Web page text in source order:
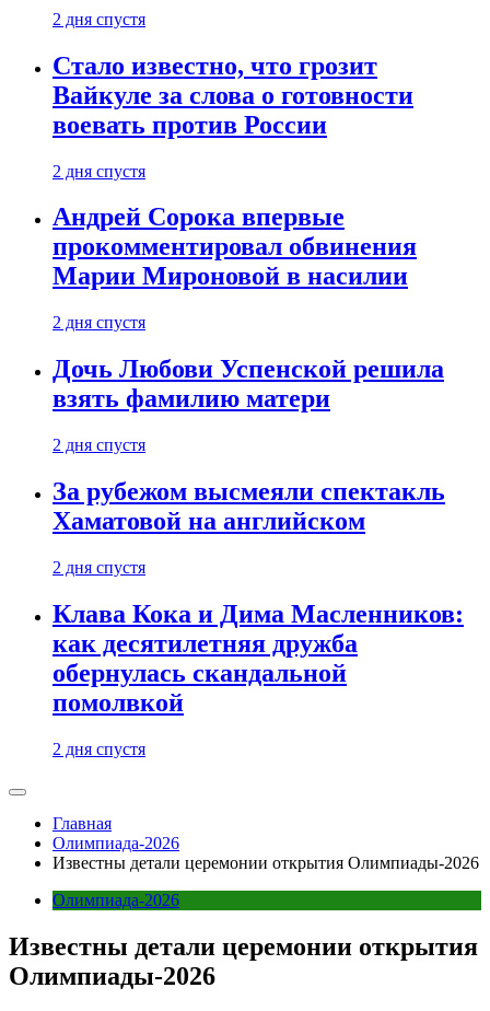
2 дня спустя
Стало известно, что грозит
Вайкуле за слова о готовности
воевать против России
2 дня спустя
Андрей Сорока впервые
прокомментировал обвинения
Марии Мироновой в насилии
2 дня спустя
Дочь Любови Успенской решила
взять фамилию матери
2 дня спустя
За рубежом высмеяли спектакль
Хаматовой на английском
2 дня спустя
Клава Кока и Дима Масленников:
как десятилетняя дружба
обернулась скандальной
помолвкой
2 дня спустя
Главная
Олимпиада-2026
Известны детали церемонии открытия Олимпиады-2026
Олимпиада-2026
Известны детали церемонии открытия
Олимпиады-2026